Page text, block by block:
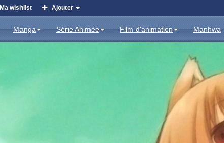
Ma wishlist Ajouter
Manga Série Animée Film d'animation Manhwa